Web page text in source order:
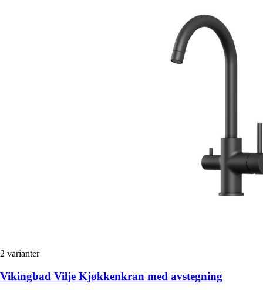
2 varianter
Vikingbad Vilje Kjøkkenkran med avstegning